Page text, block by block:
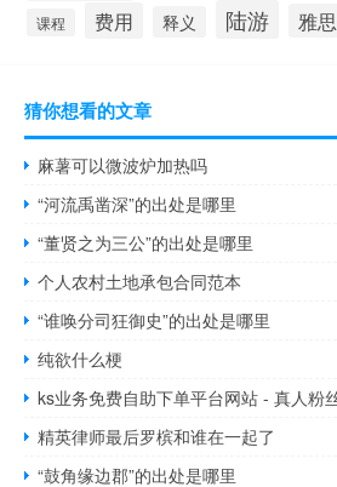
课程 费用 释义 陆游 雅思
猜你想看的文章
麻薯可以微波炉加热吗
“河流禹凿深”的出处是哪里
“董贤之为三公”的出处是哪里
个人农村土地承包合同范本
“谁唤分司狂御史”的出处是哪里
纯欲什么梗
ks业务免费自助下单平台网站 - 真人粉
精英律师最后罗槟和谁在一起了
“鼓角缘边郡”的出处是哪里